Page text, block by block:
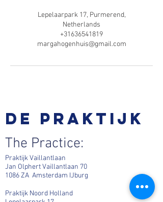
Lepelaarpark 17, Purmerend,
Netherlands
+31636541819
margahogenhuis@gmail.com
De praktijk
The Practice:
Praktijk Vaillantlaan
Jan Olphert Vaillantlaan 70
1086 ZA Amsterdam IJburg
Praktijk Noord Holland